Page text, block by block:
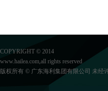
COPYRIGHT © 2014
www.hailea.com,all rights reserved
版权所有 © 广东海利集团有限公司 未经